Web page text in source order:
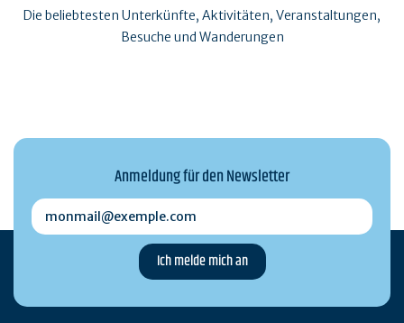
Die beliebtesten Unterkünfte, Aktivitäten, Veranstaltungen,
Besuche und Wanderungen
Anmeldung für den Newsletter
monmail@exemple.com